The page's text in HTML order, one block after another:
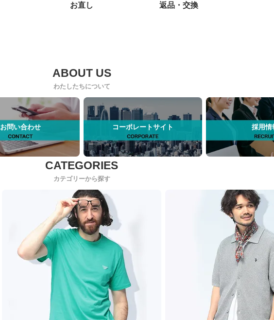
お直し 返品・交換
わたしたちについて
お問い合わせ コーポレートサイト 採用情
カテゴリーから探す